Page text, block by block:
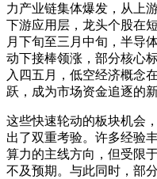
力产业链集体爆发，从上
下游应用层，龙头个股在
月下旬至三月中旬，半导
动下接棒领涨，部分核心
入四五月，低空经济概念
跃，成为市场资金追逐的新
这些快速轮动的板块机会
出了双重考验。许多经验
算力的主线方向，但受限
不及预期。与此同时，部